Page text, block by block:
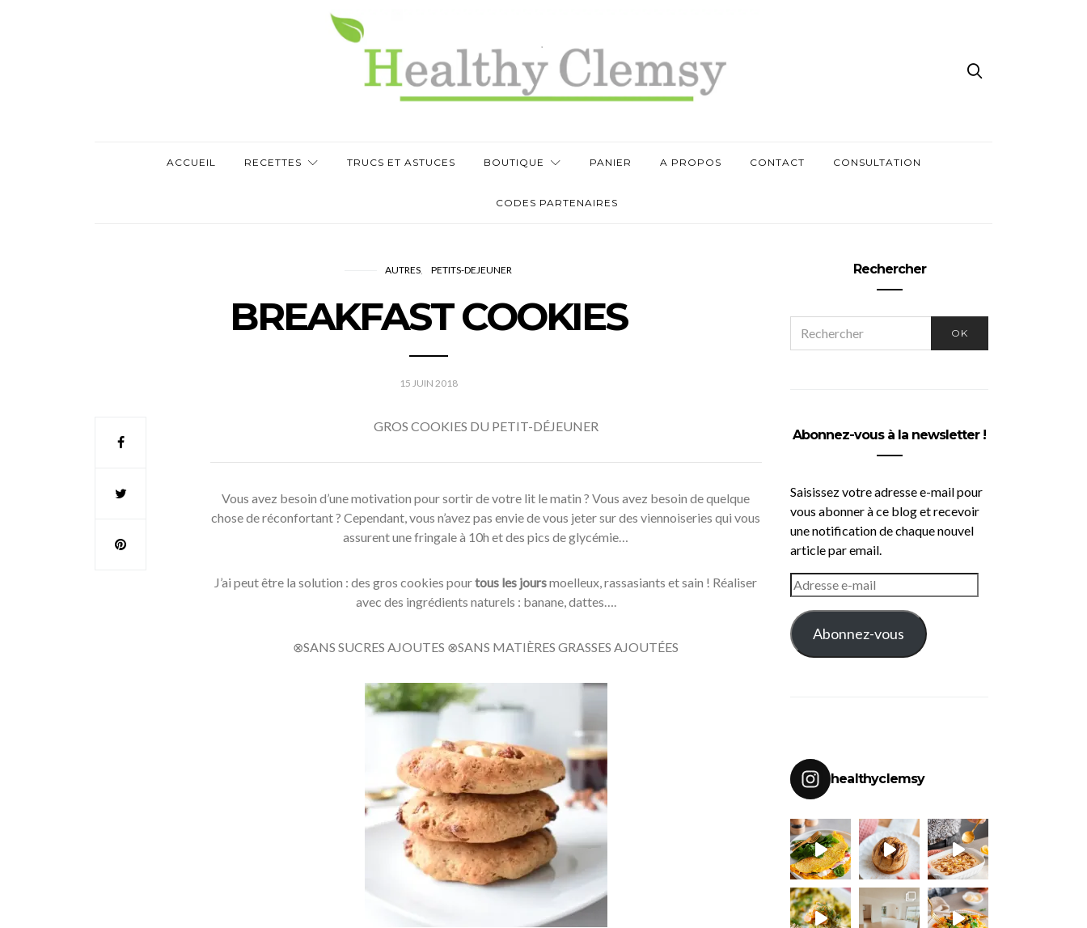
ACCUEIL RECETTES TRUCS ET ASTUCES BOUTIQUE PANIER A PROPOS CONTACT CONSULTATION
CODES PARTENAIRES
AUTRES PETITS-DEJEUNER
BREAKFAST COOKIES
15 JUIN 2018
GROS COOKIES DU PETIT-DÉJEUNER
Vous avez besoin d’une motivation pour sortir de votre lit le matin ? Vous avez besoin de quelque
chose de réconfortant ? Cependant, vous n’avez pas envie de vous jeter sur des viennoiseries qui vous
assurent une fringale à 10h et des pics de glycémie…
J’ai peut être la solution : des gros cookies pourtous les joursmoelleux, rassasiants et sain ! Réaliser
avec des ingrédients naturels : banane, dattes….
⊗SANS SUCRES AJOUTES ⊗SANS MATIÈRES GRASSES AJOUTÉES
Rechercher
FOR:
OK
Abonnez-vous à la newsletter !
Saisissez votre adresse e-mail pour
vous abonner à ce blog et recevoir
une notification de chaque nouvel
article par email.
ADRESSE
E-
MAIL
Abonnez-vous
healthyclemsy